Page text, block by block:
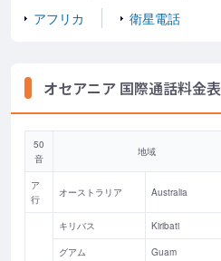
アフリカ
衛星電話
オセアニア 国際通話料金表
50
音
地域
ア
行
オーストラリア Australia
キリバス Kiribati
グアム Guam